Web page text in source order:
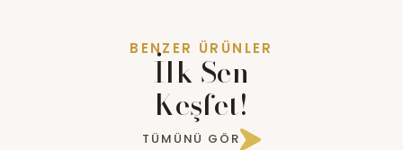
BENZER ÜRÜNLER
İlk Sen
Keşfet!
TÜMÜNÜ GÖR